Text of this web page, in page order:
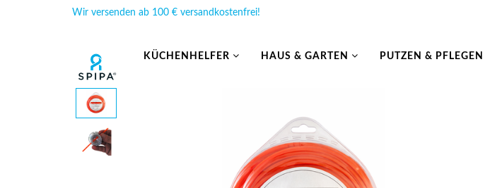
Wir versenden ab 100 € versandkostenfrei!
KÜCHENHELFER HAUS & GARTEN PUTZEN & PFLEGEN